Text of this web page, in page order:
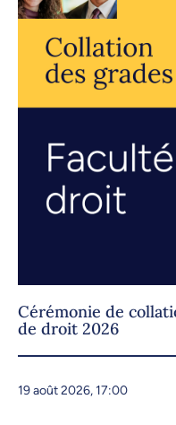
Cérémonie de
de droit 2026
19 août 2026, 17:00